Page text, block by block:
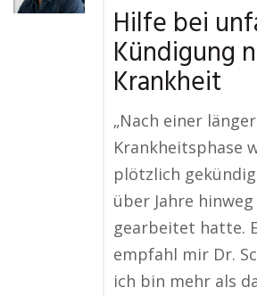
Hilfe bei
Kündigung
Krankheit
„Nach einer
Krankheitsphase
plötzlich
über Jahre
gearbeitet hatte.
empfahl mir Dr.
ich bin mehr als